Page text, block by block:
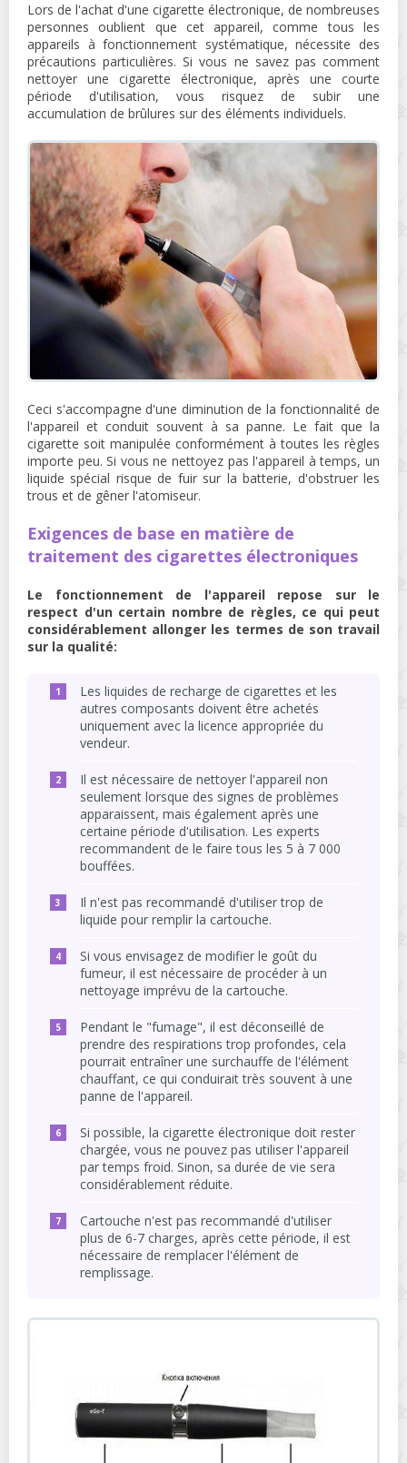
Lors de l'achat d'une cigarette électronique, de nombreuses
personnes oublient que cet appareil, comme tous les
appareils à fonctionnement systématique, nécessite des
précautions particulières. Si vous ne savez pas comment
nettoyer une cigarette électronique, après une courte
période d'utilisation, vous risquez de subir une
accumulation de brûlures sur des éléments individuels.
Ceci s'accompagne d'une diminution de la fonctionnalité de
l'appareil et conduit souvent à sa panne. Le fait que la
cigarette soit manipulée conformément à toutes les règles
importe peu. Si vous ne nettoyez pas l'appareil à temps, un
liquide spécial risque de fuir sur la batterie, d'obstruer les
trous et de gêner l'atomiseur.
Exigences de base en matière de
traitement des cigarettes électroniques
Le fonctionnement de l'appareil repose sur le
respect d'un certain nombre de règles, ce qui peut
considérablement allonger les termes de son travail
sur la qualité:
Les liquides de recharge de cigarettes et les
autres composants doivent être achetés
uniquement avec la licence appropriée du
vendeur.
Il est nécessaire de nettoyer l'appareil non
seulement lorsque des signes de problèmes
apparaissent, mais également après une
certaine période d'utilisation. Les experts
recommandent de le faire tous les 5 à 7 000
bouffées.
Il n'est pas recommandé d'utiliser trop de
liquide pour remplir la cartouche.
Si vous envisagez de modifier le goût du
fumeur, il est nécessaire de procéder à un
nettoyage imprévu de la cartouche.
Pendant le "fumage", il est déconseillé de
prendre des respirations trop profondes, cela
pourrait entraîner une surchauffe de l'élément
chauffant, ce qui conduirait très souvent à une
panne de l'appareil.
Si possible, la cigarette électronique doit rester
chargée, vous ne pouvez pas utiliser l'appareil
par temps froid. Sinon, sa durée de vie sera
considérablement réduite.
Cartouche n'est pas recommandé d'utiliser
plus de 6-7 charges, après cette période, il est
nécessaire de remplacer l'élément de
remplissage.